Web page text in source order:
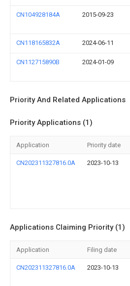
CN104928184A 2015-09-23
CN118165832A 2024-06-11
CN112715890B 2024-01-09
Priority And Related Applications
Priority Applications (1)
Application Priority date
CN202311327816.0A 2023-10-13
Applications Claiming Priority (1)
Application Filing date
CN202311327816.0A 2023-10-13